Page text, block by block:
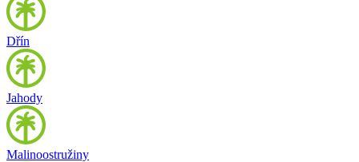
Dřín
Jahody
Malinoostružiny